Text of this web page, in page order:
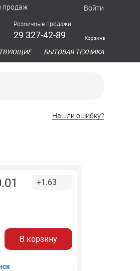
продаж Войти
Розничные продажи
29 327-42-89 Корзина
БЫТОВАЯ ТЕХНИКА
Нашли ошибку?
+1.63
В корзину